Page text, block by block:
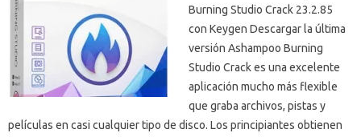
Burning Studio Crack 23.2.85
con Keygen Descargar la última
versión Ashampoo Burning
Studio Crack es una excelente
aplicación mucho más flexible
que graba archivos, pistas y
películas en casi cualquier tipo de disco. Los principiantes obtienen